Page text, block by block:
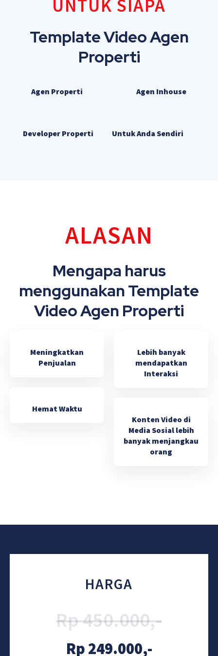
UNTUK SIAPA
Template Video Agen
Properti
Agen Properti Agen Inhouse
Developer Properti Untuk Anda Sendiri
ALASAN
Mengapa harus
menggunakan Template
Video Agen Properti
Meningkatkan
Penjualan
Hemat Waktu
Lebih banyak
mendapatkan
Interaksi
Konten Video di
Media Sosial lebih
banyak menjangkau
orang
HARGA
Rp 450.000,-
Rp 249.000,-